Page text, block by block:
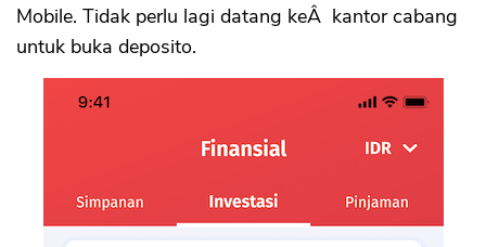
Mobile. Tidak perlu lagi datang keÂ kantor cabang
untuk buka deposito.